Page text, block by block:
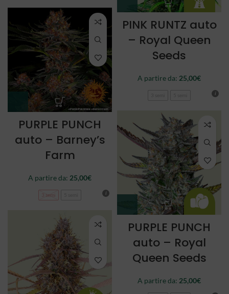
PINK RUNTZ auto
– Royal Queen
Seeds
A partire da: 25,00€
PURPLE PUNCH
auto – Barney’s
Farm
A partire da: 25,00€
3 semi
PURPLE PUNCH
auto – Royal
Queen Seeds
A partire da: 25,00€